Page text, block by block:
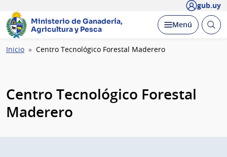
gub.uy
Ministerio de Ganadería,
Agricultura y Pesca
Desplegar
Menú Abrir
Ruta
Inicio Centro Tecnológico Forestal Maderero
Centro Tecnológico Forestal
Maderero